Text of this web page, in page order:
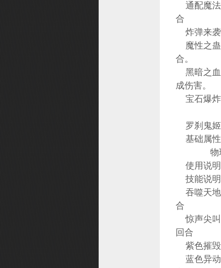
通配魔法
合
炸弹来袭
魔性之蛊
合。
黑暗之血
成伤害。
宝石爆炸
罗刹鬼姬
基础属性
物理
使用说明
技能说
吞噬天地
合
惊声尖叫
回合
紫色摧毁
蓝色异动